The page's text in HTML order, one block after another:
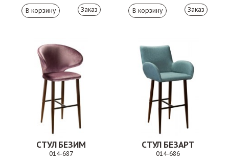
Заказ Заказ
СТУЛ БЕЗИМ
014-687
СТУЛ БЕЗАРТ
014-686